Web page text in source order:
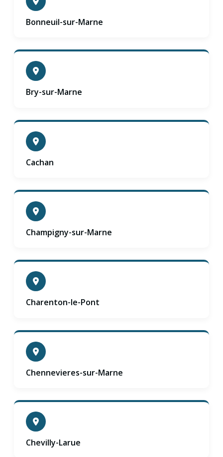
Bonneuil-sur-Marne
Bry-sur-Marne
Cachan
Champigny-sur-Marne
Charenton-le-Pont
Chennevieres-sur-Marne
Chevilly-Larue